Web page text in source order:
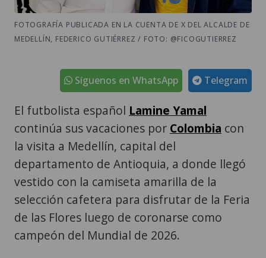
FOTOGRAFÍA PUBLICADA EN LA CUENTA DE X DEL ALCALDE DE
MEDELLÍN, FEDERICO GUTIÉRREZ / FOTO: @FICOGUTIERREZ
Telegram
Síguenos en WhatsApp
El futbolista español Lamine Yamal
continúa sus vacaciones por Colombia con
la visita a Medellín, capital del
departamento de Antioquia, a donde llegó
vestido con la camiseta amarilla de la
selección cafetera para disfrutar de la Feria
de las Flores luego de coronarse como
campeón del Mundial de 2026.